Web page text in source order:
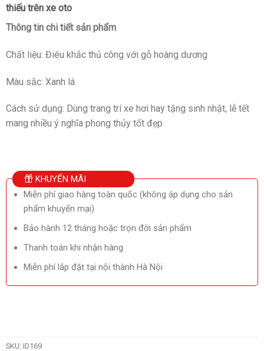
thiếu trên xe oto
Thông tin chi tiết sản phẩm
Chất liệu: Điêu khắc thủ công với gỗ hoàng dương
Màu sắc: Xanh lá
Cách sử dụng: Dùng trang trí xe hơi hay tặng sinh nhật, lễ tết
mang nhiều ý nghĩa phong thủy tốt đẹp
KHUYẾN MÃI
Miễn phí giao hàng toàn quốc (không áp dụng cho sản
phẩm khuyến mại)
Bảo hành 12 tháng hoặc trọn đời sản phẩm
Thanh toán khi nhận hàng
Miễn phí lắp đặt tại nội thành Hà Nội
SKU: ID169